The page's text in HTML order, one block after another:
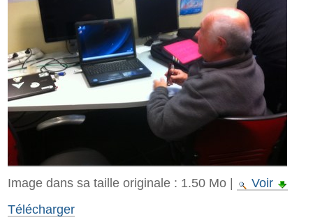
Image dans sa taille originale : 1.50 Mo|
Voir
Télécharger